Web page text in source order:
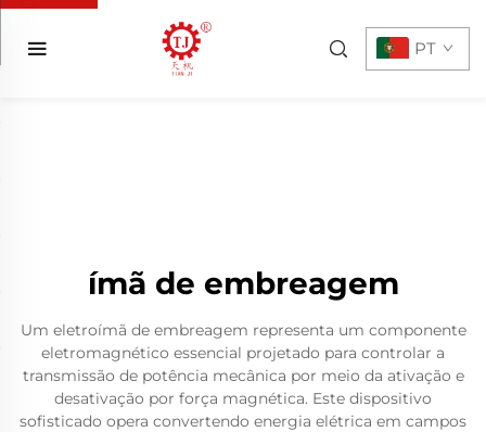
PT
ímã de embreagem
Um eletroímã de embreagem representa um componente
eletromagnético essencial projetado para controlar a
transmissão de potência mecânica por meio da ativação e
desativação por força magnética. Este dispositivo
sofisticado opera convertendo energia elétrica em campos